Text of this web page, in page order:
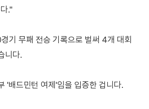
."
기 무패 전승 기록으로 벌써 4개 대회
니다.
'배드민턴 여제'임을 입증한 겁니다.